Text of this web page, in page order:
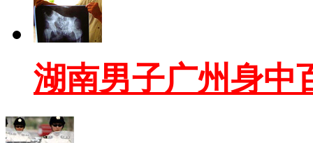
湖南男子广州身中